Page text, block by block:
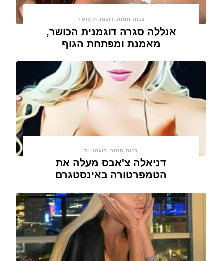
בנות חמות דוגמנית כושר
אנללה סגרה דוגמנית הכושר,
מאמנת ומפתחת הגוף
בנות חמות דוגמניות
דניאלה צ'אבס מעלה את
הטמפרטורה באינסטגרם